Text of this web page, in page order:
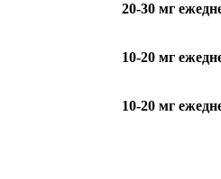
20-30 мг
10-20 мг
10-20 мг